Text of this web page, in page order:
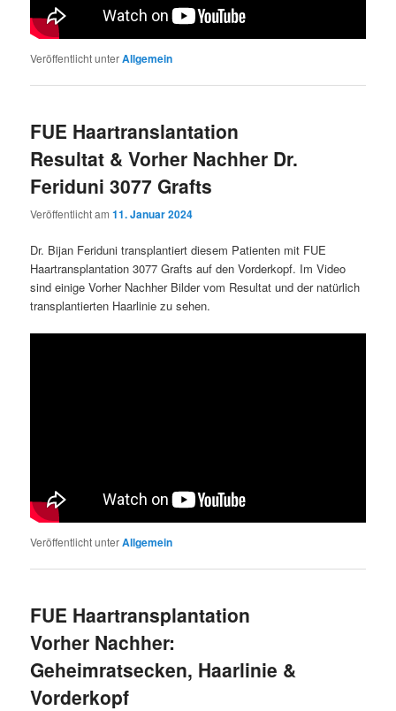
Veröffentlicht unterAllgemein
FUE Haartranslantation
Resultat & Vorher Nachher Dr.
Feriduni 3077 Grafts
Veröffentlicht am11. Januar 2024
Dr. Bijan Feriduni transplantiert diesem Patienten mit FUE
Haartransplantation 3077 Grafts auf den Vorderkopf. Im Video
sind einige Vorher Nachher Bilder vom Resultat und der natürlich
transplantierten Haarlinie zu sehen.
Veröffentlicht unterAllgemein
FUE Haartransplantation
Vorher Nachher:
Geheimratsecken, Haarlinie &
Vorderkopf